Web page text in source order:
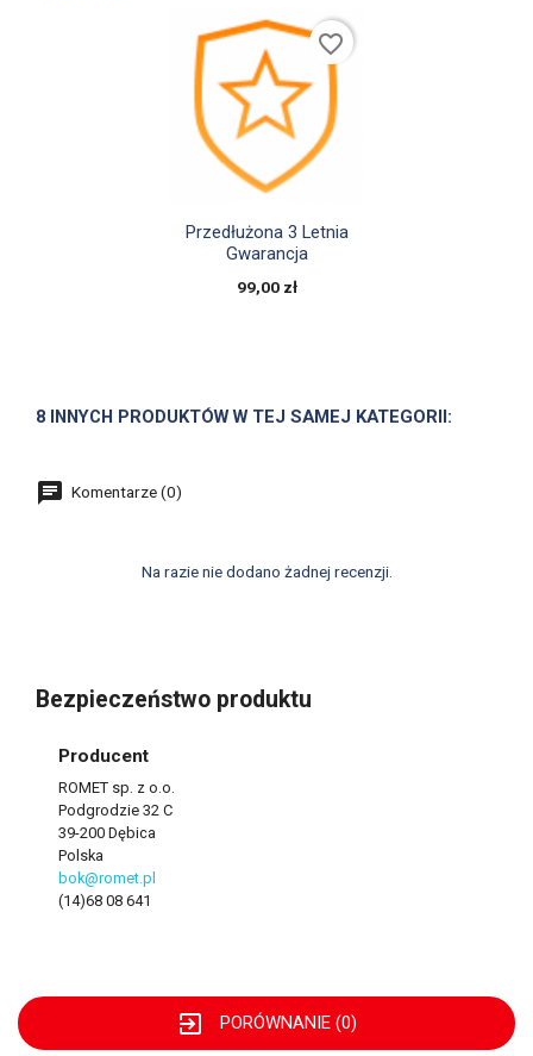
Szybki podgląd
Przedłużona 3 Letnia
Gwarancja
99,00 zł
favorite_border
8 INNYCH PRODUKTÓW W TEJ SAMEJ KATEGORII:
Komentarze (0)
Na razie nie dodano żadnej recenzji.
Bezpieczeństwo produktu
Producent
ROMET sp. z o.o.
Podgrodzie 32 C
39-200 Dębica
Polska
bok@romet.pl
(14)68 08 641
exit_to_app PORÓWNANIE (0)